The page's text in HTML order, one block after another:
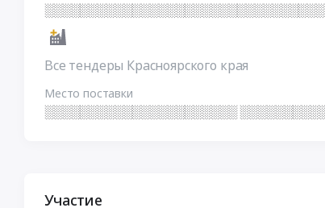
Все тендеры Красноярского края
Место поставки
░░░░░░░░░░░░░░░░░░░░░░
Участие